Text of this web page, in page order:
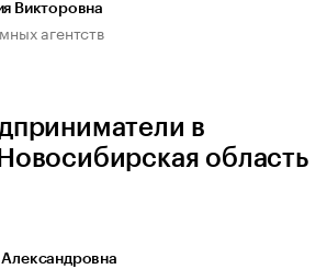
Викторовна
агентств
в
область